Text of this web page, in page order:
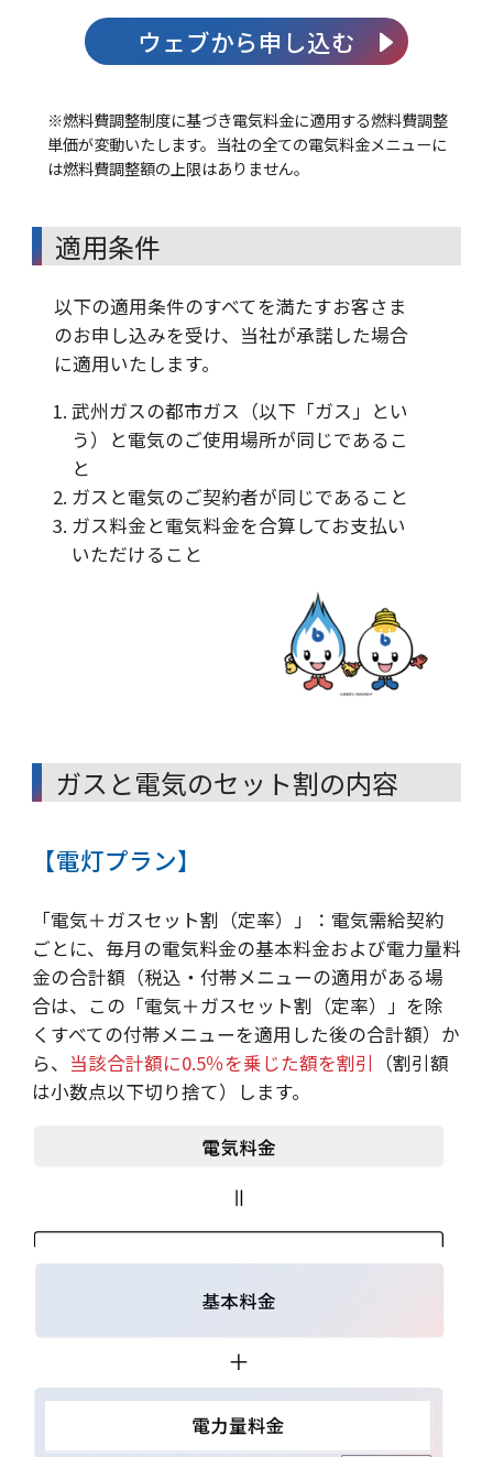
ウェブから申し込む
※燃料費調整制度に基づき電気料金に適用する燃料費調整
単価が変動いたします。当社の全ての電気料金メニューに
は燃料費調整額の上限はありません。
適用条件
以下の適用条件のすべてを満たすお客さま
のお申し込みを受け、当社が承諾した場合
に適用いたします。
武州ガスの都市ガス（以下「ガス」とい
う）と電気のご使用場所が同じであるこ
と
ガスと電気のご契約者が同じであること
ガス料金と電気料金を合算してお支払い
いただけること
ガスと電気のセット割の内容
【電灯プラン】
「電気＋ガスセット割（定率）」：電気需給契約
ごとに、毎月の電気料金の基本料金および電力量料
金の合計額（税込・付帯メニューの適用がある場
合は、この「電気＋ガスセット割（定率）」を除
くすべての付帯メニューを適用した後の合計額）か
ら、 当該合計額に0.5％を乗じた額を割引 （割引額
は小数点以下切り捨て）します。